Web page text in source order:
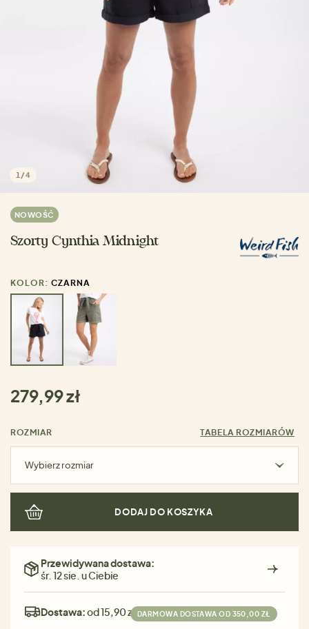
1 /4
NOWOŚĆ
Szorty Cynthia Midnight
KOLOR: CZARNA
279,99 zł
ROZMIAR TABELA ROZMIARÓW
Wybierz rozmiar
DODAJ DO KOSZYKA
Przewidywana dostawa:
śr. 12 sie. u Ciebie
Dostawa:od 15,90 zł DARMOWA DOSTAWA OD 350,00 ZŁ